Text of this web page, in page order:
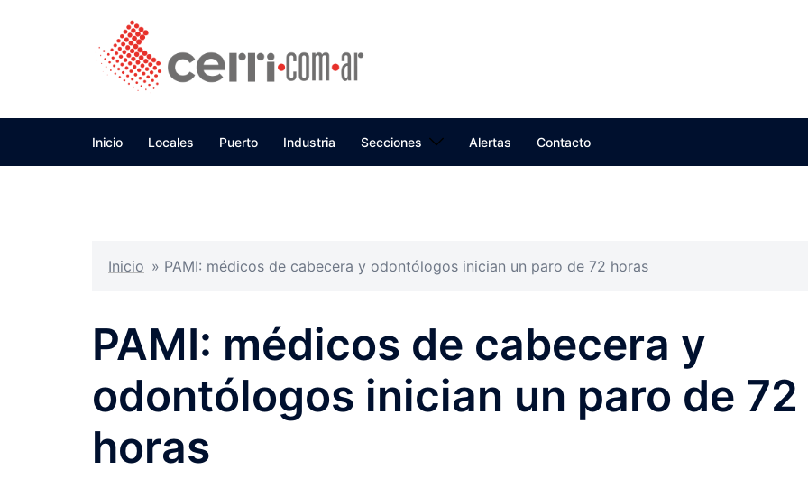
Inicio Locales Puerto Industria Secciones Alertas Contacto
Inicio » PAMI: médicos de cabecera y odontólogos inician un paro de 72 horas
PAMI: médicos de cabecera y
odontólogos inician un paro de 72
horas